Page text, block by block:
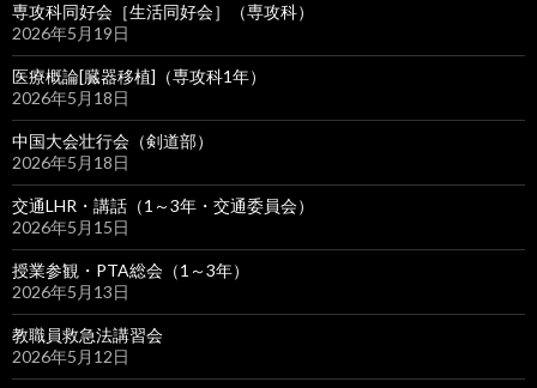
専攻科同好会［生活同好会］（専攻科）
2026年5月19日
医療概論[臓器移植]（専攻科1年）
2026年5月18日
中国大会壮行会（剣道部）
2026年5月18日
交通LHR・講話（1～3年・交通委員会）
2026年5月15日
授業参観・PTA総会（1～3年）
2026年5月13日
教職員救急法講習会
2026年5月12日